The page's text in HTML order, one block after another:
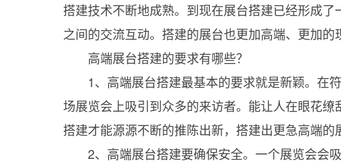
搭建技术不断地成熟。到现在展台搭建已经形成
之间的交流互动。搭建的展台也更加高端、更加的
高端展台搭建的要求有哪些？
1、高端展台搭建最基本的要求就是新颖。在
场展览会上吸引到众多的来访者。能让人在眼花
搭建才能源源不断的推陈出新，搭建出更急高端的
2、高端展台搭建要确保安全。一个展览会会